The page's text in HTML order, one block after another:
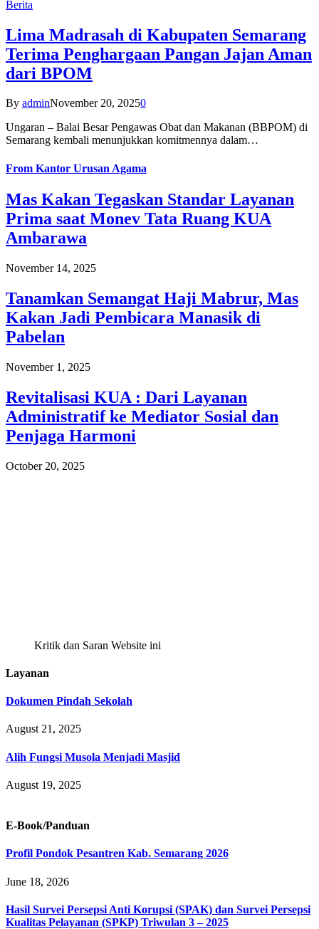
Berita
Lima Madrasah di Kabupaten Semarang
Terima Penghargaan Pangan Jajan Aman
dari BPOM
By adminNovember 20, 20250
Ungaran – Balai Besar Pengawas Obat dan Makanan (BBPOM) di
Semarang kembali menunjukkan komitmennya dalam…
From Kantor Urusan Agama
Mas Kakan Tegaskan Standar Layanan
Prima saat Monev Tata Ruang KUA
Ambarawa
November 14, 2025
Tanamkan Semangat Haji Mabrur, Mas
Kakan Jadi Pembicara Manasik di
Pabelan
November 1, 2025
Revitalisasi KUA : Dari Layanan
Administratif ke Mediator Sosial dan
Penjaga Harmoni
October 20, 2025
Kritik dan Saran Website ini
Layanan
Dokumen Pindah Sekolah
August 21, 2025
Alih Fungsi Musola Menjadi Masjid
August 19, 2025
E-Book/Panduan
Profil Pondok Pesantren Kab. Semarang 2026
June 18, 2026
Hasil Survei Persepsi Anti Korupsi (SPAK) dan Survei Persepsi
Kualitas Pelayanan (SPKP) Triwulan 3 – 2025